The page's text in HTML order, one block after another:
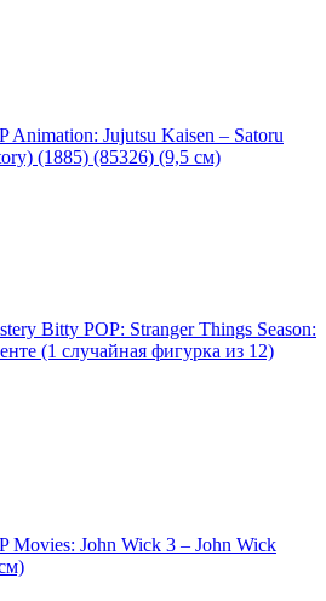
Animation: Jujutsu Kaisen – Satoru
(1885) (85326) (9,5 см)
Bitty POP: Stranger Things Season:
(1 случайная фигурка из 12)
Movies: John Wick 3 – John Wick